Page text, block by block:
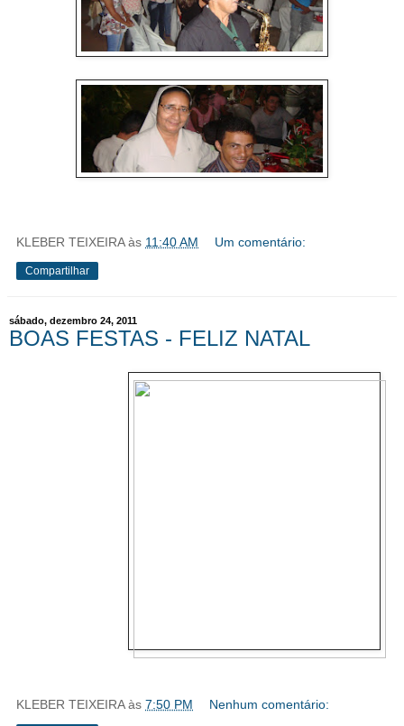
KLEBER TEIXEIRA às 11:40 AM Um comentário:
Compartilhar
sábado, dezembro 24, 2011
BOAS FESTAS - FELIZ NATAL
KLEBER TEIXEIRA às 7:50 PM Nenhum comentário: